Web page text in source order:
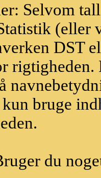
Selvom
(eller
DST
bruge
du